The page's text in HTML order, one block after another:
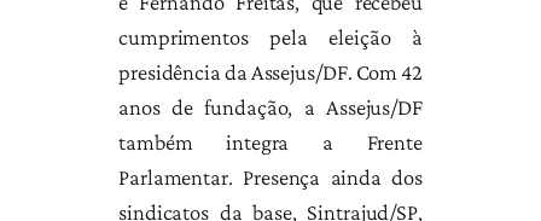
cumprimentos pela eleição à
presidência da Assejus/DF. Com 42
anos de fundação, a Assejus/DF
também integra a Frente
Parlamentar. Presença ainda dos
sindicatos da base, Sintrajud/SP,